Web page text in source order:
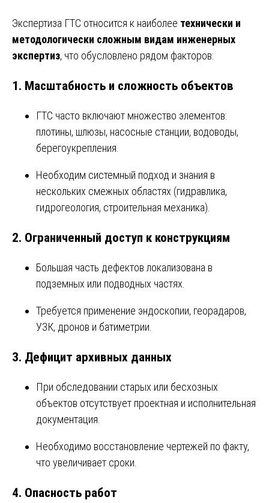
Экспертиза ГТС относится к наиболее технически и
методологически сложным видам инженерных
экспертиз, что обусловлено рядом факторов:
1. Масштабность и сложность объектов
ГТС часто включают множество элементов:
плотины, шлюзы, насосные станции, водоводы,
берегоукрепления.
Необходим системный подход и знания в
нескольких смежных областях (гидравлика,
гидрогеология, строительная механика).
2. Ограниченный доступ к конструкциям
Большая часть дефектов локализована в
подземных или подводных частях.
Требуется применение эндоскопии, георадаров,
УЗК, дронов и батиметрии.
3. Дефицит архивных данных
При обследовании старых или бесхозных
объектов отсутствует проектная и исполнительная
документация.
Необходимо восстановление чертежей по факту,
что увеличивает сроки.
4. Опасность работ